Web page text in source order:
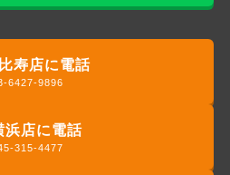
寿店に電話
6427-9896
浜店に電話
315-4477